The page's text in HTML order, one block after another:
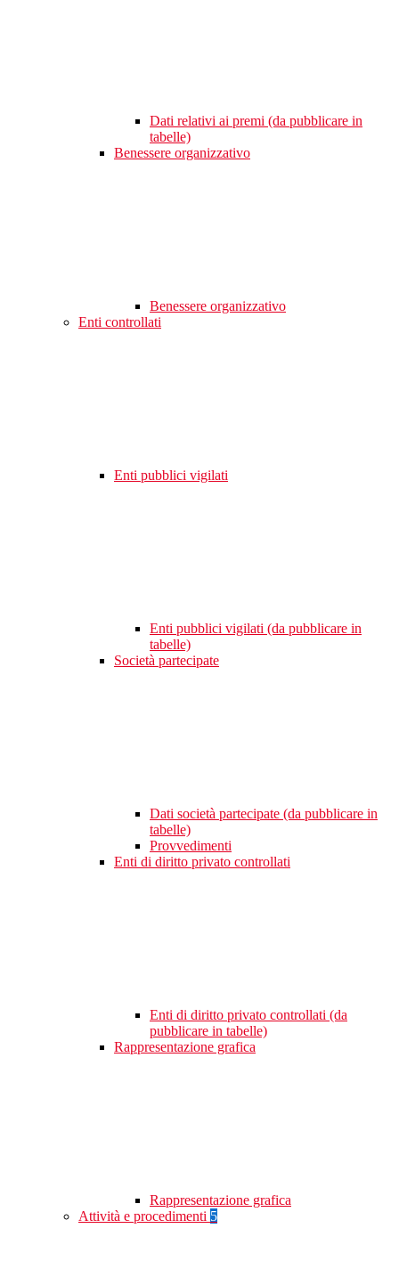
Dati relativi ai premi (da pubblicare in
tabelle)
Benessere organizzativo
Benessere organizzativo
Enti controllati
Enti pubblici vigilati
Enti pubblici vigilati (da pubblicare in
tabelle)
Società partecipate
Dati società partecipate (da pubblicare in
tabelle)
Provvedimenti
Enti di diritto privato controllati
Enti di diritto privato controllati (da
pubblicare in tabelle)
Rappresentazione grafica
Rappresentazione grafica
Attività e procedimenti 5